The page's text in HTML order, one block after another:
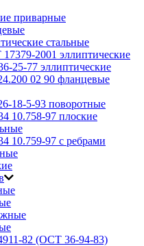
приварные
стальные
2001 эллиптические
25-77 эллиптические
02 90 фланцевые
18-5-93 поворотные
10.758-97 плоские
10.759-97 с ребрами
82 (ОСТ 36-94-83)